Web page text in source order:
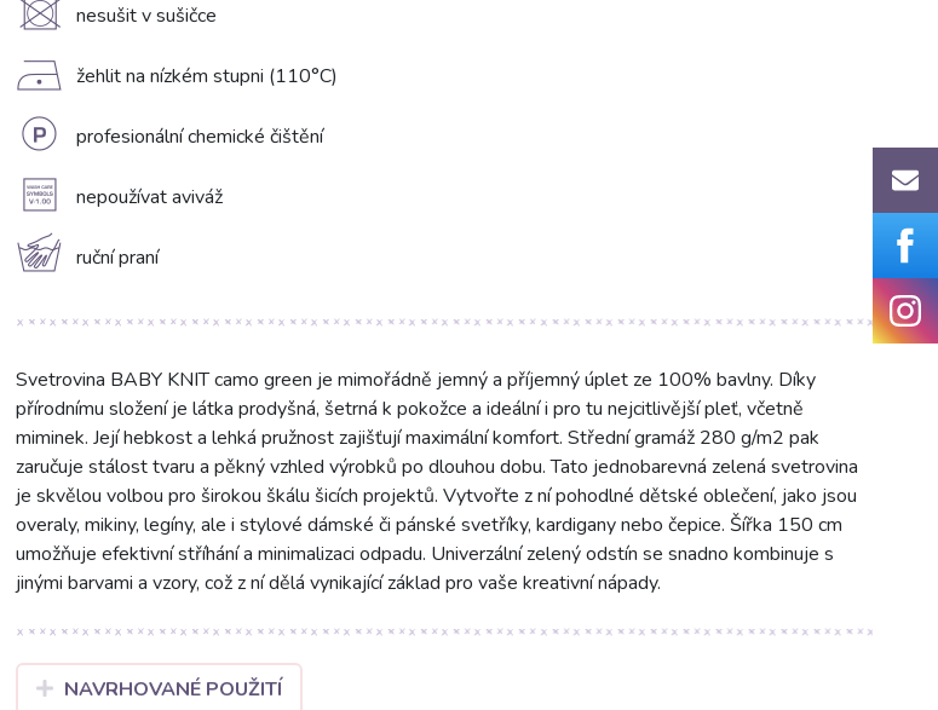
U nesušit v sušičce
D žehlit na nízkém stupni (110°C)
L profesionální chemické čištění
A nepoužívat aviváž
c ruční praní
Svetrovina BABY KNIT camo green je mimořádně jemný a příjemný úplet ze 100% bavlny. Díky
přírodnímu složení je látka prodyšná, šetrná k pokožce a ideální i pro tu nejcitlivější pleť, včetně
miminek. Její hebkost a lehká pružnost zajišťují maximální komfort. Střední gramáž 280 g/m2 pak
zaručuje stálost tvaru a pěkný vzhled výrobků po dlouhou dobu. Tato jednobarevná zelená svetrovina
je skvělou volbou pro širokou škálu šicích projektů. Vytvořte z ní pohodlné dětské oblečení, jako jsou
overaly, mikiny, legíny, ale i stylové dámské či pánské svetříky, kardigany nebo čepice. Šířka 150 cm
umožňuje efektivní stříhání a minimalizaci odpadu. Univerzální zelený odstín se snadno kombinuje s
jinými barvami a vzory, což z ní dělá vynikající základ pro vaše kreativní nápady.
NAVRHOVANÉ POUŽITÍ